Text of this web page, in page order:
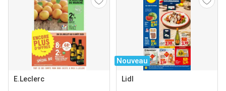
E.Leclerc
Nouveau
Lidl